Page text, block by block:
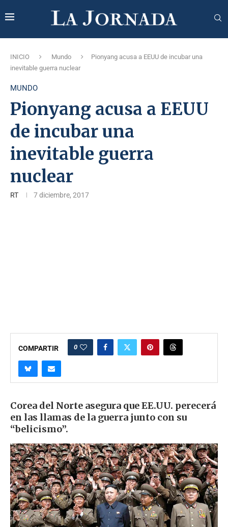
INICIO Mundo
Pionyang acusa a EEUU de incubar una
inevitable guerra nuclear
MUNDO
Pionyang acusa a EEUU
de incubar una
inevitable guerra
nuclear
RT 7 diciembre, 2017
COMPARTIR 0
Corea del Norte asegura que EE.UU. perecerá
en las llamas de la guerra junto con su
“belicismo”.